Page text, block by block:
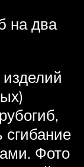
на два
Фото